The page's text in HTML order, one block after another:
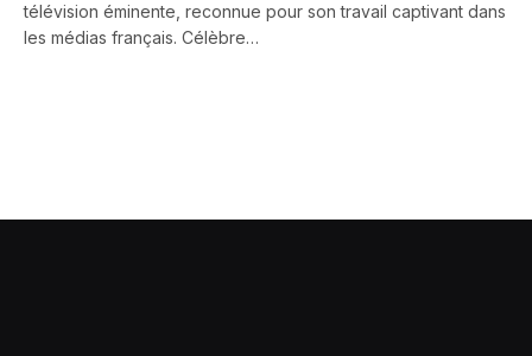
télévision éminente, reconnue pour son travail captivant dans
les médias français. Célèbre…